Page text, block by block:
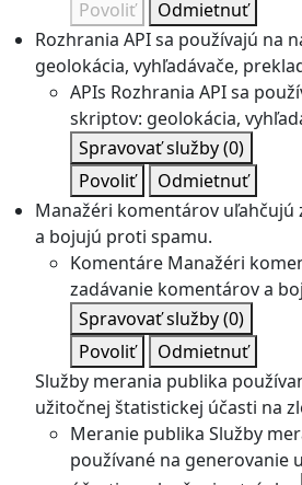
Povoliť
Odmietnuť
Rozhrania API sa používajú na
geolokácia, vyhľadávače,
APIs Rozhrania API sa
skriptov: geolokácia,
Spravovať služby(0)
Povoliť
Odmietnuť
Manažéri komentárov uľahčujú
a bojujú proti spamu.
Komentáre Manažéri
zadávanie komentárov a
Spravovať služby(0)
Povoliť
Odmietnuť
Služby merania publika
užitočnej štatistickej účasti na
Meranie publika Služby
používané na generovanie